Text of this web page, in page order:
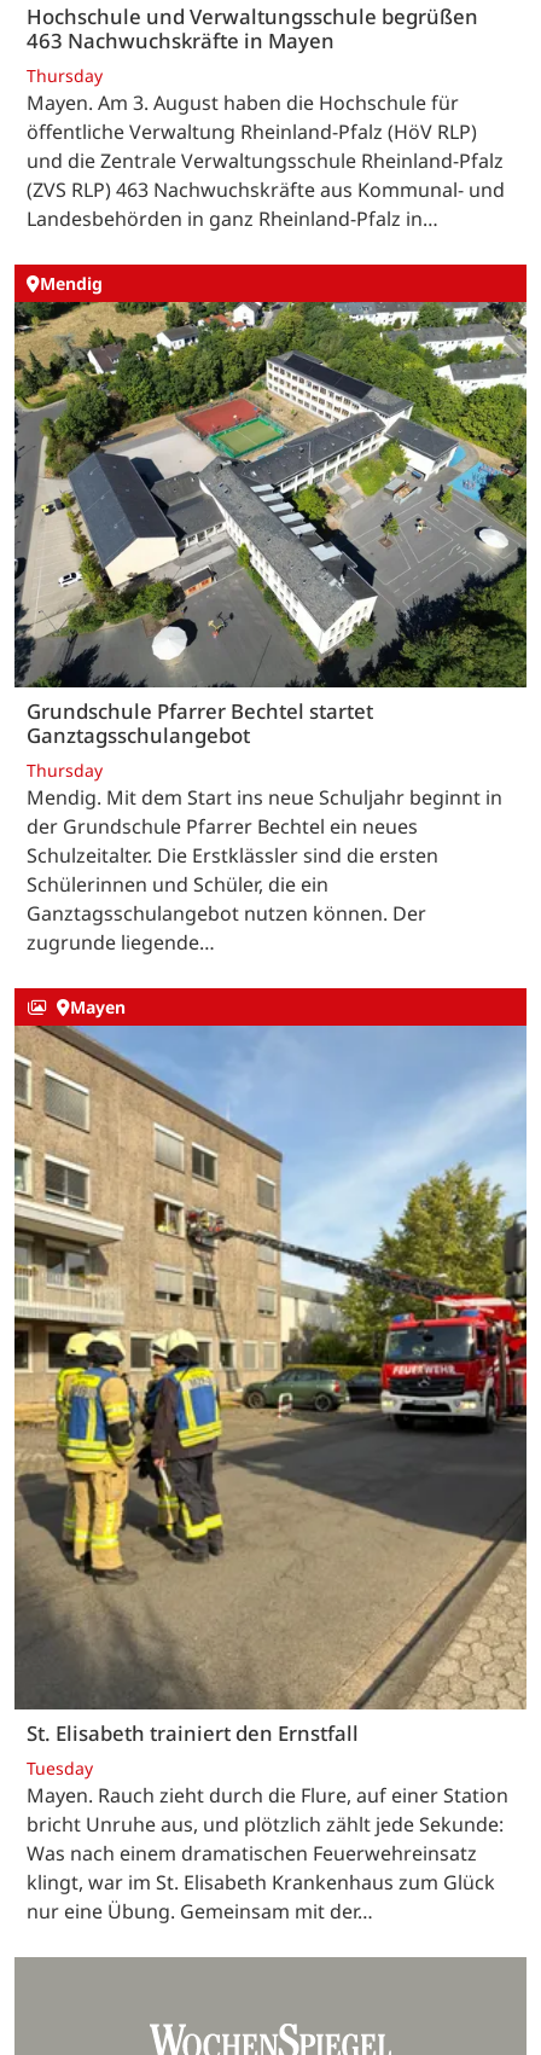
Hochschule und Verwaltungsschule begrüßen
463 Nachwuchskräfte in Mayen
Thursday
Mayen. Am 3. August haben die Hochschule für
öffentliche Verwaltung Rheinland-Pfalz (HöV RLP)
und die Zentrale Verwaltungsschule Rheinland-Pfalz
(ZVS RLP) 463 Nachwuchskräfte aus Kommunal- und
Landesbehörden in ganz Rheinland-Pfalz in…
Mendig
Grundschule Pfarrer Bechtel startet
Ganztagsschulangebot
Thursday
Mendig. Mit dem Start ins neue Schuljahr beginnt in
der Grundschule Pfarrer Bechtel ein neues
Schulzeitalter. Die Erstklässler sind die ersten
Schülerinnen und Schüler, die ein
Ganztagsschulangebot nutzen können. Der
zugrunde liegende…
Mayen
St. Elisabeth trainiert den Ernstfall
Tuesday
Mayen. Rauch zieht durch die Flure, auf einer Station
bricht Unruhe aus, und plötzlich zählt jede Sekunde:
Was nach einem dramatischen Feuerwehreinsatz
klingt, war im St. Elisabeth Krankenhaus zum Glück
nur eine Übung. Gemeinsam mit der…